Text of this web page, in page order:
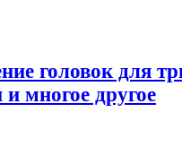
головок для
многое другое